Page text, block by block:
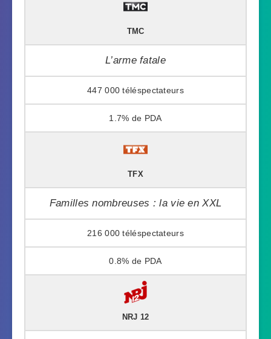
TMC
L’arme fatale
447 000
1.7%
TFX
Familles nombreuses : la vie en XXL
216 000
0.8%
NRJ 12